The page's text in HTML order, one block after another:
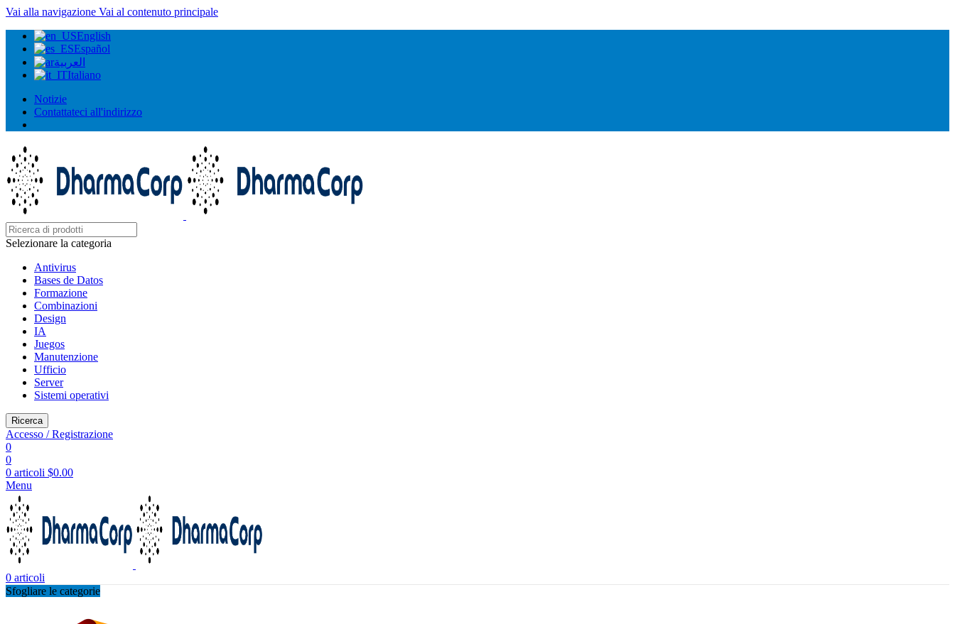
Vai alla navigazione Vai al contenuto principale
English
Español
العربية
Italiano
Notizie
Contattateci all'indirizzo
Selezionare la categoria
Antivirus
Bases de Datos
Formazione
Combinazioni
Design
IA
Juegos
Manutenzione
Ufficio
Server
Sistemi operativi
Ricerca
Accesso / Registrazione
0
0
0 articoli $0.00
Menu
0 articoli
Sfogliare le categorie